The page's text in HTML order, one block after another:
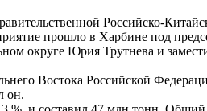
Российско-
прошло в Харбине под
округе Юрия Трутнева и
Востока Российской
он.